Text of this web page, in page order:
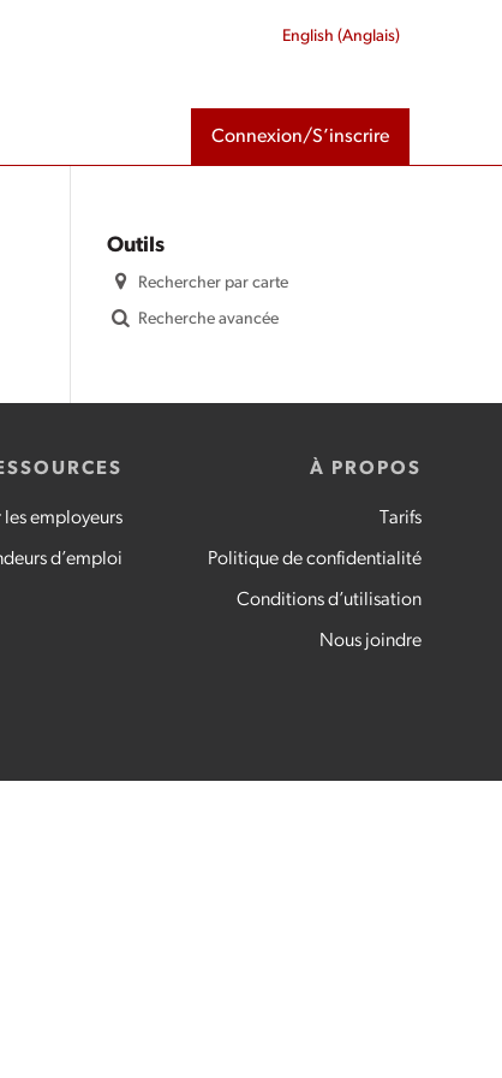
English (Anglais)
Connexion/S’inscrire
Outils
Rechercher par carte
Recherche avancée
les employeurs
d’emploi
À PROPOS
Tarifs
Politique de confidentialité
Conditions d’utilisation
Nous joindre